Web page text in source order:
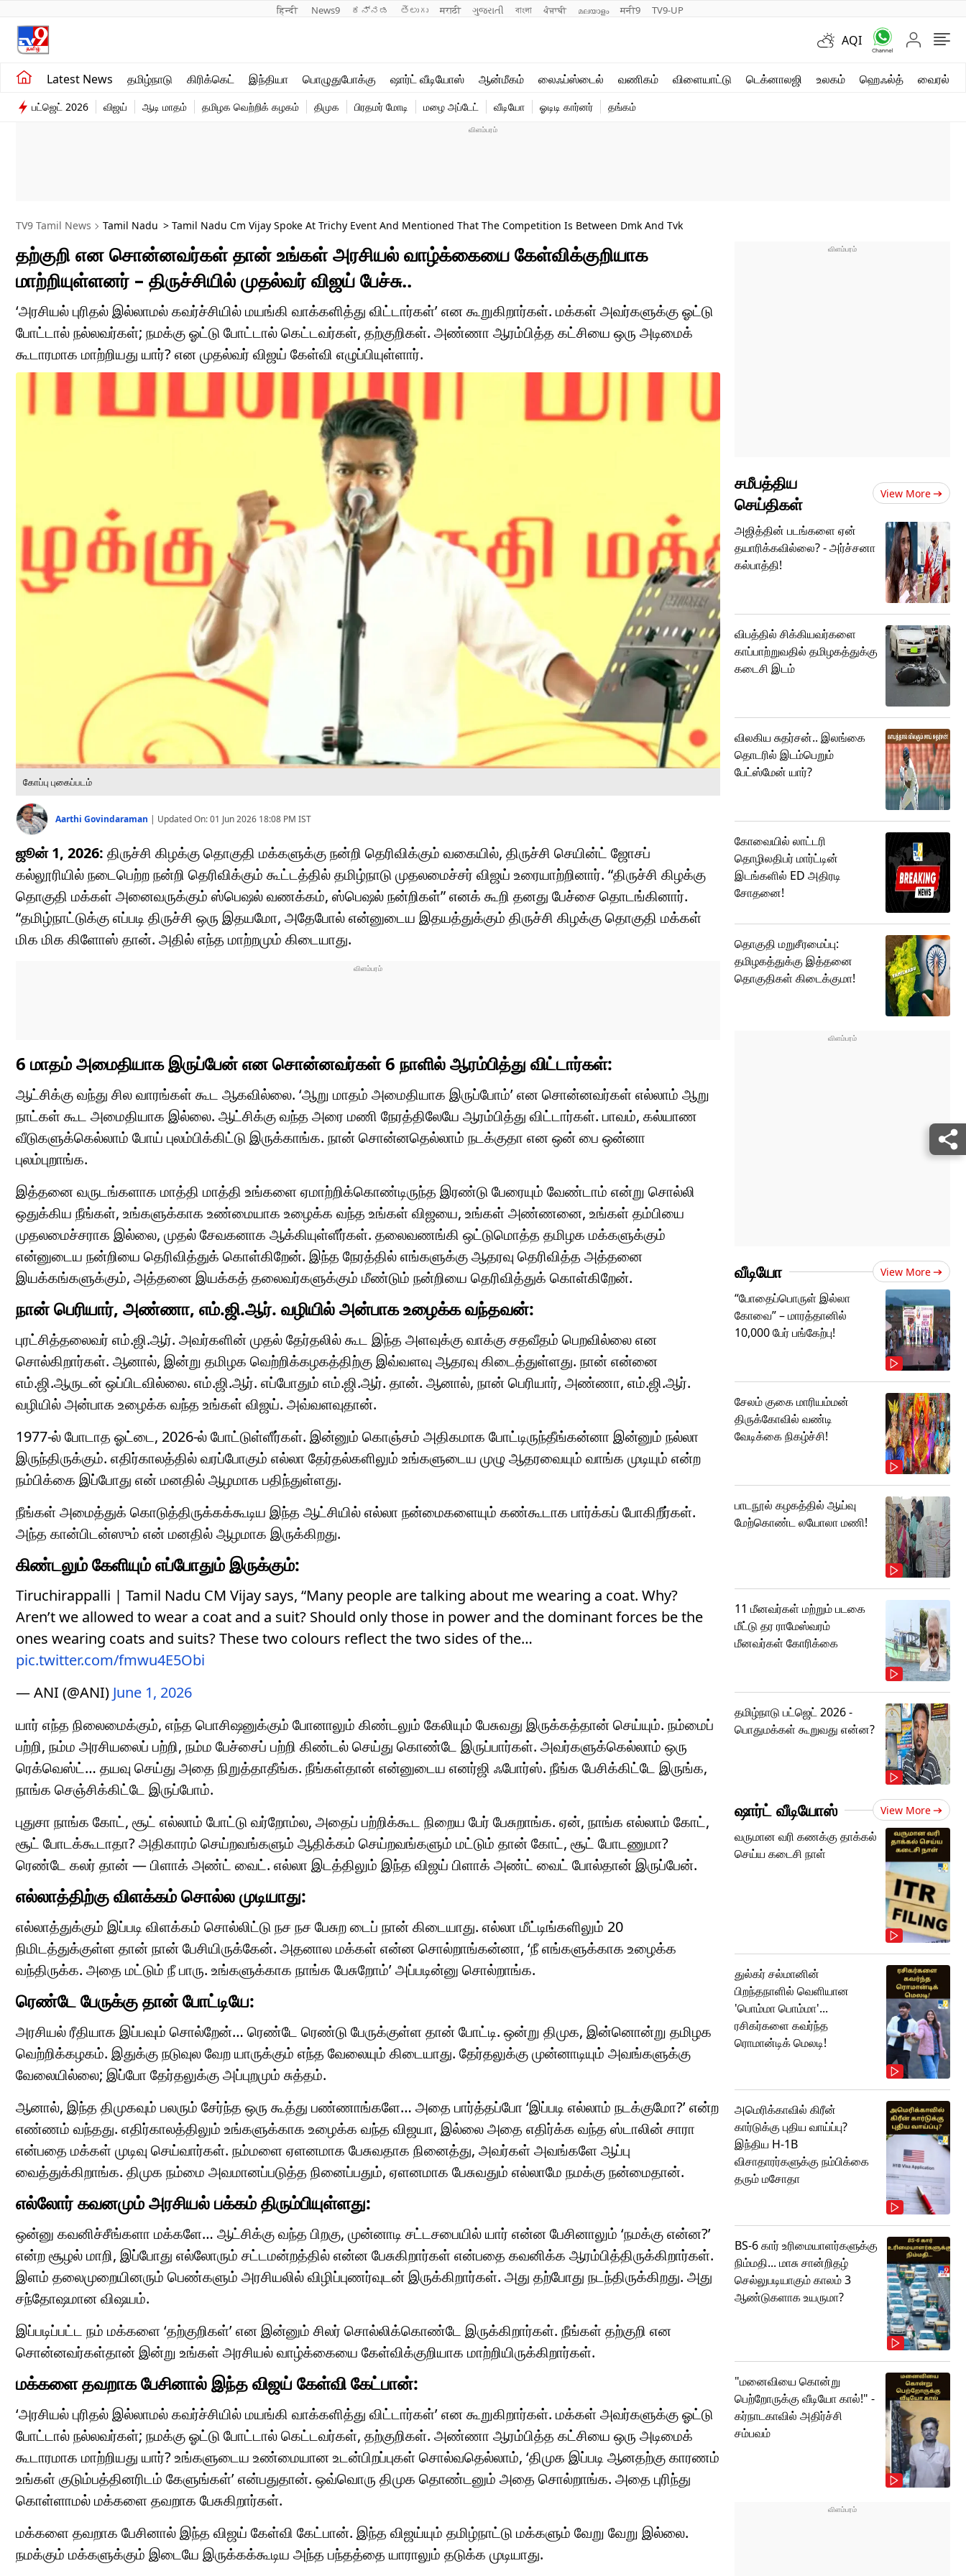
हिन्दी News9 ಕನ್ನಡ తెలుగు मराठी ગુજરાતી বাংলা ਪੰਜਾਬੀ മലയാളം मनी9 TV9-UP
AQI
Latest News தமிழ்நாடு கிரிக்கெட் இந்தியா பொழுதுபோக்கு ஷார்ட் வீடியோஸ் ஆன்மீகம் லைஃப்ஸ்டைல் வணிகம் விளையாட்டு டெக்னாலஜி உலகம் ஹெஃல்த் வைரல்
சமீபத்திய செய்திகள்
தமிழ்நாடு
விளையாட்டு
வணிகம்
வைரல்
பட்ஜெட் 2026 விஜய் ஆடி மாதம் தமிழக வெற்றிக் கழகம் திமுக பிரதமர் மோடி மழை அப்டேட் வீடியோ ஓடிடி கார்னர் தங்கம்
TV9 Tamil News Tamil Nadu > Tamil Nadu Cm Vijay Spoke At Trichy Event And Mentioned That The Competition Is Between Dmk And Tvk
தற்குறி என சொன்னவர்கள் தான் உங்கள் அரசியல் வாழ்க்கையை கேள்விக்குறியாக
மாற்றியுள்ளனர் – திருச்சியில் முதல்வர் விஜய் பேச்சு..
‘அரசியல் புரிதல் இல்லாமல் கவர்ச்சியில் மயங்கி வாக்களித்து விட்டார்கள்’ என கூறுகிறார்கள். மக்கள் அவர்களுக்கு ஓட்டு
போட்டால் நல்லவர்கள்; நமக்கு ஓட்டு போட்டால் கெட்டவர்கள், தற்குறிகள். அண்ணா ஆரம்பித்த கட்சியை ஒரு அடிமைக்
கூடாரமாக மாற்றியது யார்? என முதல்வர் விஜய் கேள்வி எழுப்பியுள்ளார்.
கோப்பு புகைப்படம்
Aarthi Govindaraman | Updated On:01 Jun 2026 18:08 PM IST
ஜூன் 1, 2026: திருச்சி கிழக்கு தொகுதி மக்களுக்கு நன்றி தெரிவிக்கும் வகையில், திருச்சி செயின்ட் ஜோசப்
கல்லூரியில் நடைபெற்ற நன்றி தெரிவிக்கும் கூட்டத்தில் தமிழ்நாடு முதலமைச்சர் விஜய் உரையாற்றினார். “திருச்சி கிழக்கு
தொகுதி மக்கள் அனைவருக்கும் ஸ்பெஷல் வணக்கம், ஸ்பெஷல் நன்றிகள்” எனக் கூறி தனது பேச்சை தொடங்கினார்.
“தமிழ்நாட்டுக்கு எப்படி திருச்சி ஒரு இதயமோ, அதேபோல் என்னுடைய இதயத்துக்கும் திருச்சி கிழக்கு தொகுதி மக்கள்
மிக மிக கிளோஸ் தான். அதில் எந்த மாற்றமும் கிடையாது.
6 மாதம் அமைதியாக இருப்பேன் என சொன்னவர்கள் 6 நாளில் ஆரம்பித்து விட்டார்கள்:
ஆட்சிக்கு வந்து சில வாரங்கள் கூட ஆகவில்லை. ‘ஆறு மாதம் அமைதியாக இருப்போம்’ என சொன்னவர்கள் எல்லாம் ஆறு
நாட்கள் கூட அமைதியாக இல்லை. ஆட்சிக்கு வந்த அரை மணி நேரத்திலேயே ஆரம்பித்து விட்டார்கள். பாவம், கல்யாண
வீடுகளுக்கெல்லாம் போய் புலம்பிக்கிட்டு இருக்காங்க. நான் சொன்னதெல்லாம் நடக்குதா என ஒன் பை ஒன்னா
புலம்புறாங்க.
இத்தனை வருடங்களாக மாத்தி மாத்தி உங்களை ஏமாற்றிக்கொண்டிருந்த இரண்டு பேரையும் வேண்டாம் என்று சொல்லி
ஒதுக்கிய நீங்கள், உங்களுக்காக உண்மையாக உழைக்க வந்த உங்கள் விஜயை, உங்கள் அண்ணனை, உங்கள் தம்பியை
முதலமைச்சராக இல்லை, முதல் சேவகனாக ஆக்கியுள்ளீர்கள். தலைவணங்கி ஒட்டுமொத்த தமிழக மக்களுக்கும்
என்னுடைய நன்றியை தெரிவித்துக் கொள்கிறேன். இந்த நேரத்தில் எங்களுக்கு ஆதரவு தெரிவித்த அத்தனை
இயக்கங்களுக்கும், அத்தனை இயக்கத் தலைவர்களுக்கும் மீண்டும் நன்றியை தெரிவித்துக் கொள்கிறேன்.
நான் பெரியார், அண்ணா, எம்.ஜி.ஆர். வழியில் அன்பாக உழைக்க வந்தவன்:
புரட்சித்தலைவர் எம்.ஜி.ஆர். அவர்களின் முதல் தேர்தலில் கூட இந்த அளவுக்கு வாக்கு சதவீதம் பெறவில்லை என
சொல்கிறார்கள். ஆனால், இன்று தமிழக வெற்றிக்கழகத்திற்கு இவ்வளவு ஆதரவு கிடைத்துள்ளது. நான் என்னை
எம்.ஜி.ஆருடன் ஒப்பிடவில்லை. எம்.ஜி.ஆர். எப்போதும் எம்.ஜி.ஆர். தான். ஆனால், நான் பெரியார், அண்ணா, எம்.ஜி.ஆர்.
வழியில் அன்பாக உழைக்க வந்த உங்கள் விஜய். அவ்வளவுதான்.
1977-ல் போடாத ஓட்டை, 2026-ல் போட்டுள்ளீர்கள். இன்னும் கொஞ்சம் அதிகமாக போட்டிருந்தீங்கன்னா இன்னும் நல்லா
இருந்திருக்கும். எதிர்காலத்தில் வரப்போகும் எல்லா தேர்தல்களிலும் உங்களுடைய முழு ஆதரவையும் வாங்க முடியும் என்ற
நம்பிக்கை இப்போது என் மனதில் ஆழமாக பதிந்துள்ளது.
நீங்கள் அமைத்துக் கொடுத்திருக்கக்கூடிய இந்த ஆட்சியில் எல்லா நன்மைகளையும் கண்கூடாக பார்க்கப் போகிறீர்கள்.
அந்த கான்பிடன்ஸும் என் மனதில் ஆழமாக இருக்கிறது.
கிண்டலும் கேளியும் எப்போதும் இருக்கும்:
Tiruchirappalli | Tamil Nadu CM Vijay says, “Many people are talking about me wearing a coat. Why?
Aren’t we allowed to wear a coat and a suit? Should only those in power and the dominant forces be the
ones wearing coats and suits? These two colours reflect the two sides of the…
pic.twitter.com/fmwu4E5Obi
— ANI (@ANI) June 1, 2026
யார் எந்த நிலைமைக்கும், எந்த பொசிஷனுக்கும் போனாலும் கிண்டலும் கேலியும் பேசுவது இருக்கத்தான் செய்யும். நம்மைப்
பற்றி, நம்ம அரசியலைப் பற்றி, நம்ம பேச்சைப் பற்றி கிண்டல் செய்து கொண்டே இருப்பார்கள். அவர்களுக்கெல்லாம் ஒரு
ரெக்வெஸ்ட்… தயவு செய்து அதை நிறுத்தாதீங்க. நீங்கள்தான் என்னுடைய எனர்ஜி ஃபோர்ஸ். நீங்க பேசிக்கிட்டே இருங்க,
நாங்க செஞ்சிக்கிட்டே இருப்போம்.
புதுசா நாங்க கோட், சூட் எல்லாம் போட்டு வர்றோம்ல, அதைப் பற்றிக்கூட நிறைய பேர் பேசுறாங்க. ஏன், நாங்க எல்லாம் கோட்,
சூட் போடக்கூடாதா? அதிகாரம் செய்றவங்களும் ஆதிக்கம் செய்றவங்களும் மட்டும் தான் கோட், சூட் போடணுமா?
ரெண்டே கலர் தான் — பிளாக் அண்ட் வைட். எல்லா இடத்திலும் இந்த விஜய் பிளாக் அண்ட் வைட் போல்தான் இருப்பேன்.
எல்லாத்திற்கு விளக்கம் சொல்ல முடியாது:
எல்லாத்துக்கும் இப்படி விளக்கம் சொல்லிட்டு நச நச பேசுற டைப் நான் கிடையாது. எல்லா மீட்டிங்களிலும் 20
நிமிடத்துக்குள்ள தான் நான் பேசியிருக்கேன். அதனால மக்கள் என்ன சொல்றாங்கன்னா, ‘நீ எங்களுக்காக உழைக்க
வந்திருக்க. அதை மட்டும் நீ பாரு. உங்களுக்காக நாங்க பேசுறோம்’ அப்படின்னு சொல்றாங்க.
ரெண்டே பேருக்கு தான் போட்டியே:
அரசியல் ரீதியாக இப்பவும் சொல்றேன்… ரெண்டே ரெண்டு பேருக்குள்ள தான் போட்டி. ஒன்று திமுக, இன்னொன்று தமிழக
வெற்றிக்கழகம். இதுக்கு நடுவுல வேற யாருக்கும் எந்த வேலையும் கிடையாது. தேர்தலுக்கு முன்னாடியும் அவங்களுக்கு
வேலையில்லை; இப்போ தேர்தலுக்கு அப்புறமும் சுத்தம்.
ஆனால், இந்த திமுகவும் பலரும் சேர்ந்த ஒரு கூத்து பண்ணாங்களே… அதை பார்த்தப்போ ‘இப்படி எல்லாம் நடக்குமோ?’ என்ற
எண்ணம் வந்தது. எதிர்காலத்திலும் உங்களுக்காக உழைக்க வந்த விஜயா, இல்லை அதை எதிர்க்க வந்த ஸ்டாலின் சாரா
என்பதை மக்கள் முடிவு செய்வார்கள். நம்மளை ஏளனமாக பேசுவதாக நினைத்து, அவர்கள் அவங்களே ஆப்பு
வைத்துக்கிறாங்க. திமுக நம்மை அவமானப்படுத்த நினைப்பதும், ஏளனமாக பேசுவதும் எல்லாமே நமக்கு நன்மைதான்.
எல்லோர் கவனமும் அரசியல் பக்கம் திரும்பியுள்ளது:
ஒன்னு கவனிச்சீங்களா மக்களே… ஆட்சிக்கு வந்த பிறகு, முன்னாடி சட்டசபையில் யார் என்ன பேசினாலும் ‘நமக்கு என்ன?’
என்ற சூழல் மாறி, இப்போது எல்லோரும் சட்டமன்றத்தில் என்ன பேசுகிறார்கள் என்பதை கவனிக்க ஆரம்பித்திருக்கிறார்கள்.
இளம் தலைமுறையினரும் பெண்களும் அரசியலில் விழிப்புணர்வுடன் இருக்கிறார்கள். அது தற்போது நடந்திருக்கிறது. அது
சந்தோஷமான விஷயம்.
இப்படிப்பட்ட நம் மக்களை ‘தற்குறிகள்’ என இன்னும் சிலர் சொல்லிக்கொண்டே இருக்கிறார்கள். நீங்கள் தற்குறி என
சொன்னவர்கள்தான் இன்று உங்கள் அரசியல் வாழ்க்கையை கேள்விக்குறியாக மாற்றியிருக்கிறார்கள்.
மக்களை தவறாக பேசினால் இந்த விஜய் கேள்வி கேட்பான்:
‘அரசியல் புரிதல் இல்லாமல் கவர்ச்சியில் மயங்கி வாக்களித்து விட்டார்கள்’ என கூறுகிறார்கள். மக்கள் அவர்களுக்கு ஓட்டு
போட்டால் நல்லவர்கள்; நமக்கு ஓட்டு போட்டால் கெட்டவர்கள், தற்குறிகள். அண்ணா ஆரம்பித்த கட்சியை ஒரு அடிமைக்
கூடாரமாக மாற்றியது யார்? உங்களுடைய உண்மையான உடன்பிறப்புகள் சொல்வதெல்லாம், ‘திமுக இப்படி ஆனதற்கு காரணம்
உங்கள் குடும்பத்தினரிடம் கேளுங்கள்’ என்பதுதான். ஒவ்வொரு திமுக தொண்டனும் அதை சொல்றாங்க. அதை புரிந்து
கொள்ளாமல் மக்களை தவறாக பேசுகிறார்கள்.
மக்களை தவறாக பேசினால் இந்த விஜய் கேள்வி கேட்பான். இந்த விஜய்யும் தமிழ்நாட்டு மக்களும் வேறு வேறு இல்லை.
நமக்கும் மக்களுக்கும் இடையே இருக்கக்கூடிய அந்த பந்தத்தை யாராலும் தடுக்க முடியாது.
சமீபத்திய
செய்திகள்
View More
அஜித்தின் படங்களை ஏன்
தயாரிக்கவில்லை? - அர்ச்சனா
கல்பாத்தி!
விபத்தில் சிக்கியவர்களை
காப்பாற்றுவதில் தமிழகத்துக்கு
கடைசி இடம்
விலகிய சுதர்சன்.. இலங்கை
தொடரில் இடம்பெறும்
பேட்ஸ்மேன் யார்?
கோவையில் லாட்டரி
தொழிலதிபர் மார்ட்டின்
இடங்களில் ED அதிரடி
சோதனை!
தொகுதி மறுசீரமைப்பு:
தமிழகத்துக்கு இத்தனை
தொகுதிகள் கிடைக்குமா!
வீடியோ View More
“போதைப்பொருள் இல்லா
கோவை” – மாரத்தானில்
10,000 பேர் பங்கேற்பு!
சேலம் குகை மாரியம்மன்
திருக்கோவில் வண்டி
வேடிக்கை நிகழ்ச்சி!
பாடநூல் கழகத்தில் ஆய்வு
மேற்கொண்ட லயோலா மணி!
11 மீனவர்கள் மற்றும் படகை
மீட்டு தர ராமேஸ்வரம்
மீனவர்கள் கோரிக்கை
தமிழ்நாடு பட்ஜெட் 2026 -
பொதுமக்கள் கூறுவது என்ன?
ஷார்ட் வீடியோஸ் View More
வருமான வரி கணக்கு தாக்கல்
செய்ய கடைசி நாள்
துல்கர் சல்மானின்
பிறந்தநாளில் வெளியான
'பொம்மா பொம்மா'...
ரசிகர்களை கவர்ந்த
ரொமான்டிக் மெலடி!
அமெரிக்காவில் கிரீன்
கார்டுக்கு புதிய வாய்ப்பு?
இந்திய H-1B
விசாதாரர்களுக்கு நம்பிக்கை
தரும் மசோதா
BS-6 கார் உரிமையாளர்களுக்கு
நிம்மதி... மாசு சான்றிதழ்
செல்லுபடியாகும் காலம் 3
ஆண்டுகளாக உயருமா?
"மனைவியை கொன்று
பெற்றோருக்கு வீடியோ கால்!" -
கர்நாடகாவில் அதிர்ச்சி
சம்பவம்